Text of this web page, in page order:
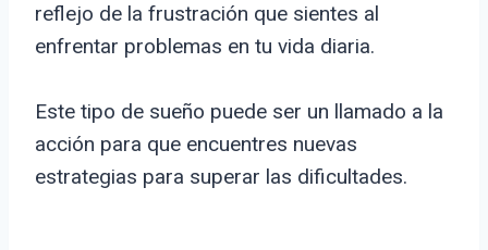
reflejo de la frustración que sientes al
enfrentar problemas en tu vida diaria.
Este tipo de sueño puede ser un llamado a la
acción para que encuentres nuevas
estrategias para superar las dificultades.